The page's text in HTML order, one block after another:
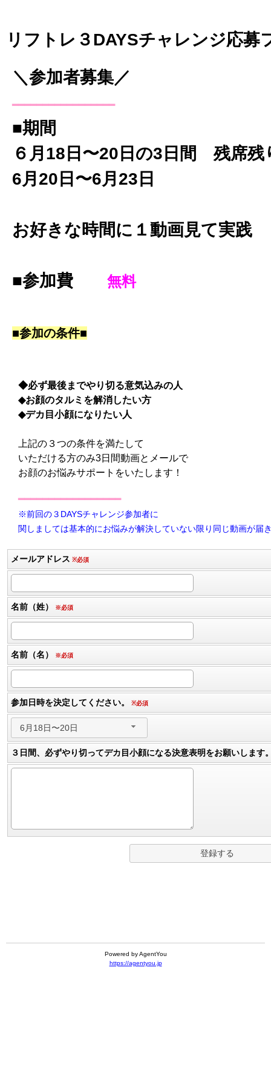
リフトレ３DAYSチャレンジ応募
＼参加者募集／
━━━━━━━━━━━━━━━━━
■期間
６月18日〜20日の3日間 残席残
6月20日〜6月23日
お好きな時間に１動画見て実践
■参加費 無料
■参加の条件■
◆必ず最後までやり切る意気込みの人
◆お顔のタルミを解消したい方
◆デカ目小顔になりたい人
上記の３つの条件を満たして
いただける方のみ3日間動画とメールで
お顔のお悩みサポートをいたします！
━━━━━━━━━━━━━━━━━
※前回の３DAYSチャレンジ参加者に
関しましては基本的にお悩みが解決していない限り 同じ動画が届
メールアドレス ※必須
名前（姓） ※必須
名前（名） ※必須
参加日時を決定してください。 ※必須
6月18日〜20日
３日間、必ずやり切ってデカ目小顔になる決意表明をお願いします
Powered by AgentYou
https://agentyou.jp